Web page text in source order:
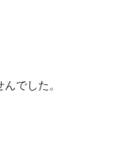
でした。